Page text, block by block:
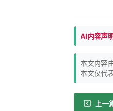
AI内容声明
本文内容
本文仅代
上